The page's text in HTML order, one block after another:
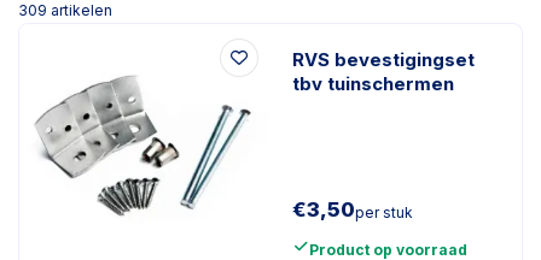
309 artikelen
RVS bevestigingset
tbv tuinschermen
€3,50per stuk
Product op voorraad